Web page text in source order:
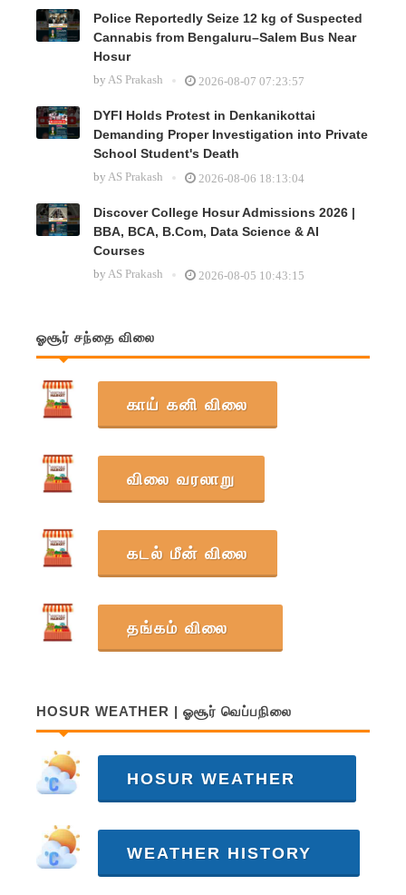
Police Reportedly Seize 12 kg of Suspected
Cannabis from Bengaluru–Salem Bus Near
Hosur
by AS Prakash 2026-08-07 07:23:57
DYFI Holds Protest in Denkanikottai
Demanding Proper Investigation into Private
School Student's Death
by AS Prakash 2026-08-06 18:13:04
Discover College Hosur Admissions 2026 |
BBA, BCA, B.Com, Data Science & AI
Courses
by AS Prakash 2026-08-05 10:43:15
ஓசூர் சந்தை விலை
காய் கனி விலை
விலை வரலாறு
கடல் மீன் விலை
தங்கம் விலை
HOSUR WEATHER | ஓசூர் வெப்பநிலை
HOSUR WEATHER
WEATHER HISTORY